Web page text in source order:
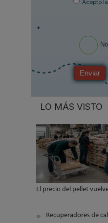
Acepto la
*
Enviar
LO MÁS VISTO
El precio del pellet
Recuperadores de